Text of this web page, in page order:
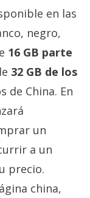
en las
negro,
16 GB parte
32 GB de los
de China. En
un
a un
precio.
china,